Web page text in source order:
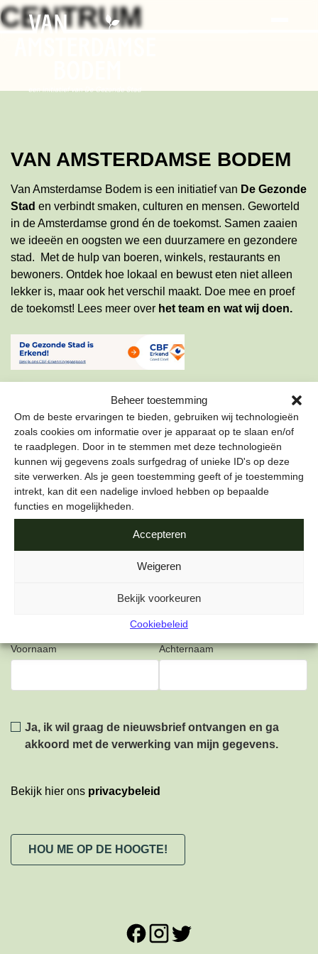
Beheer toestemming
Om de beste ervaringen te bieden, gebruiken wij technologieën
zoals cookies om informatie over je apparaat op te slaan en/of
te raadplegen. Door in te stemmen met deze technologieën
kunnen wij gegevens zoals surfgedrag of unieke ID's op deze
site verwerken. Als je geen toestemming geeft of je toestemming
intrekt, kan dit een nadelige invloed hebben op bepaalde
functies en mogelijkheden.
Accepteren
Weigeren
Bekijk voorkeuren
Cookiebeleid
Skip
to
Search
CENTRUM
VAN AMSTERDAMSE BODEM
Van Amsterdamse Bodem is een initiatief van De Gezonde
Stad en verbindt smaken, culturen en mensen. Geworteld
in de Amsterdamse grond én de toekomst. Samen zaaien
we ideeën en oogsten we een duurzamere en gezondere
stad. Met de hulp van boeren, winkels, restaurants en
bewoners. Ontdek hoe lokaal en bewust eten niet alleen
lekker is, maar ook het verschil maakt. Doe mee en proef
de toekomst! Lees meer over het team en wat wij doen.
ONZE NIEUWSBRIEF
Schrijf je in voor onze nieuwsbrief om als eerste te lezen
over de leukste projecten en duurzame tips over hoe jij de
stad gezond kunt maken.
Voornaam Achternaam
Privacy
Ja, ik wil graag de nieuwsbrief ontvangen en ga
akkoord met de verwerking van mijn gegevens.
Bekijk hier ons privacybeleid